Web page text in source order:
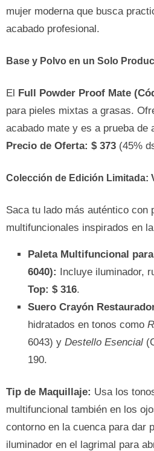
mujer moderna que busca
acabado profesional.
Base y Polvo en un Solo
El Full Powder Proof Mate
para pieles mixtas a grasas.
acabado mate y es a prueba de
Precio de Oferta: $ 373 (45%
Colección de Edición Limitada:
Saca tu lado más auténtico con
multifuncionales inspirados en
Paleta Multifuncional
6040): Incluye iluminador,
Top: $ 316.
Suero Crayón
hidratados en tonos como
6043) y Destello Esencial
190.
Tip de Maquillaje: Usa los
multifuncional también en los
contorno en la cuenca para dar
iluminador en el lagrimal para